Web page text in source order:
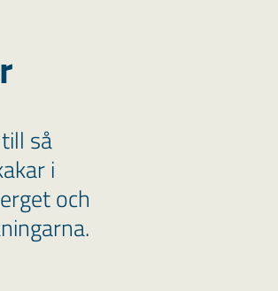
så
i
och